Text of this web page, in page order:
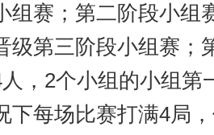
组赛；第二阶段小组
级第三阶段小组赛；
，2个小组的小组第
下每场比赛打满4局